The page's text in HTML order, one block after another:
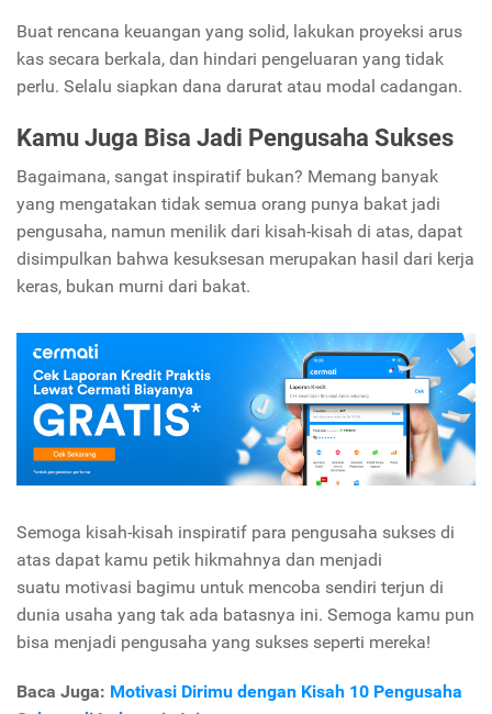
Buat rencana keuangan yang solid, lakukan proyeksi arus
kas secara berkala, dan hindari pengeluaran yang tidak
perlu. Selalu siapkan dana darurat atau modal cadangan.
Kamu Juga Bisa Jadi Pengusaha Sukses
Bagaimana, sangat inspiratif bukan? Memang banyak
yang mengatakan tidak semua orang punya bakat jadi
pengusaha, namun menilik dari kisah-kisah di atas, dapat
disimpulkan bahwa kesuksesan merupakan hasil dari kerja
keras, bukan murni dari bakat.
Semoga kisah-kisah inspiratif para pengusaha sukses di
atas dapat kamu petik hikmahnya dan menjadi
suatu motivasi bagimu untuk mencoba sendiri terjun di
dunia usaha yang tak ada batasnya ini. Semoga kamu pun
bisa menjadi pengusaha yang sukses seperti mereka!
Baca Juga: Motivasi Dirimu dengan Kisah 10 Pengusaha